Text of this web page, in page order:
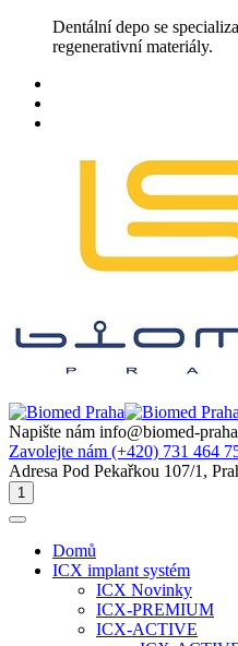
Dentální depo se
regenerativní materiály.
Napište nám info@biomed-
Zavolejte nám (+420) 731 464
Adresa Pod Pekařkou 107/1,
1
Domů
ICX implant systém
ICX Novinky
ICX-PREMIUM
ICX-ACTIVE